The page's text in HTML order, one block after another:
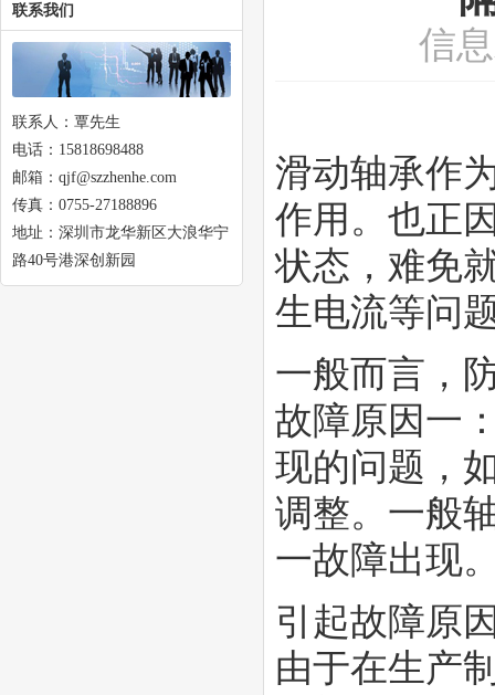
联系我们
联系人：覃先生
电话：15818698488
邮箱：qjf@szzhenhe.com
传真：0755-27188896
地址：深圳市龙华新区大浪华宁
路40号港深创新园
信
滑动轴承作
作用。也正
状态，难免
生电流等问
一般而言，
故障原因一
现的问题，
调整。一般
一故障出现
引起故障原
由于在生产